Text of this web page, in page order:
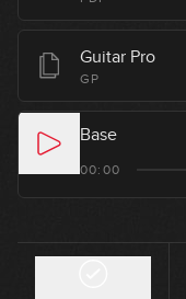
Guitar Pro
GP
Base
00:00
08:43
08:36